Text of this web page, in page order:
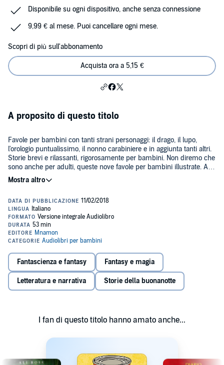
Disponibile su ogni dispositivo, anche senza connessione
9,99 € al mese. Puoi cancellare ogni mese.
Scopri di più sull'abbonamento
Acquista ora a 5,15 €
A proposito di questo titolo
Favole per bambini con tanti strani personaggi: il drago, il lupo,
l'orologio puntualissimo, il nonno carabiniere e in aggiunta tanti altri.
Storie brevi e rilassanti, rigorosamente per bambini. Non diremo che
sono anche per adulti, queste nove favole per bambini illustrate. A
meno che quelli non vogliano porsi dalla parte di chi legge per
raccontarle ai piccini.
contenuti extra. Contatta l'Assistenza Clienti per riceverlo.
©2018 Mnamon (P)2018 Mnamon
Fantascienza e fantasy Fantasy e magia
Letteratura e narrativa Storie della buonanotte
I fan di questo titolo hanno amato anche...